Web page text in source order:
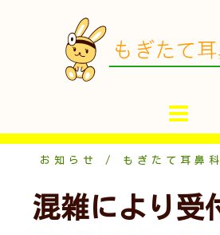
お知らせ もぎたて耳鼻
混雑により受